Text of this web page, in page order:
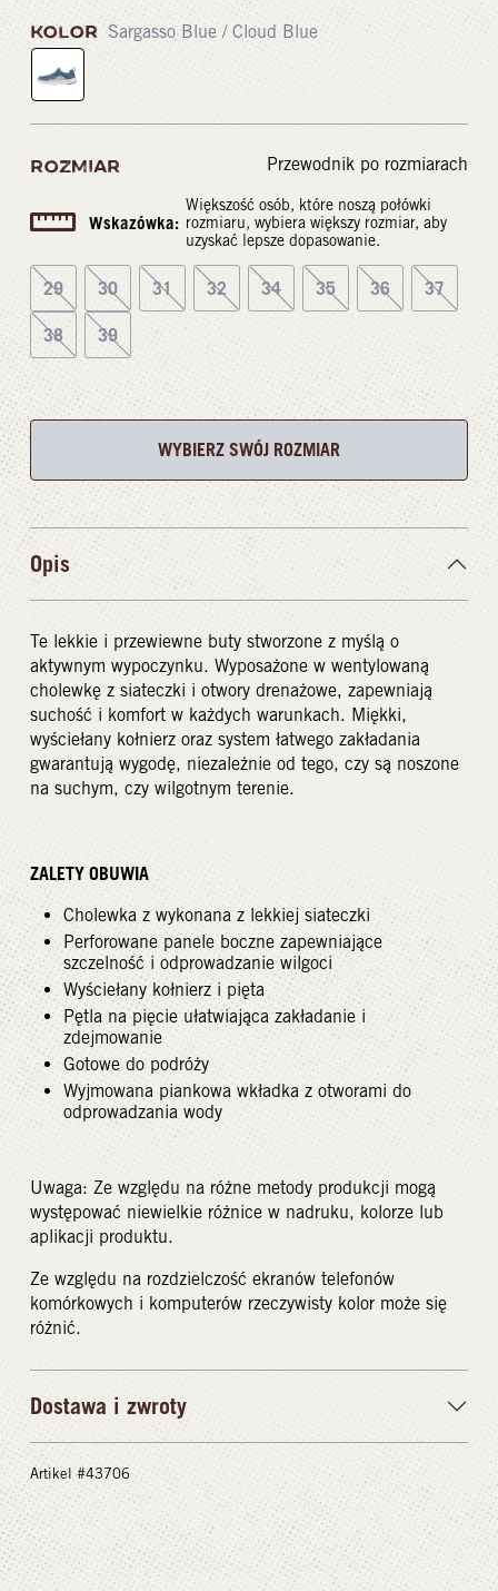
KOLOR Sargasso Blue / Cloud Blue
ROZMIAR Przewodnik po rozmiarach
Wskazówka:
Większość osób, które noszą połówki
rozmiaru, wybiera większy rozmiar, aby
uzyskać lepsze dopasowanie.
29 30 31 32 34 35 36 37
38 39
WYBIERZ SWÓJ ROZMIAR
Opis
Te lekkie i przewiewne buty stworzone z myślą o
aktywnym wypoczynku. Wyposażone w wentylowaną
cholewkę z siateczki i otwory drenażowe, zapewniają
suchość i komfort w każdych warunkach. Miękki,
wyściełany kołnierz oraz system łatwego zakładania
gwarantują wygodę, niezależnie od tego, czy są noszone
na suchym, czy wilgotnym terenie.
ZALETY OBUWIA
Cholewka z wykonana z lekkiej siateczki
Perforowane panele boczne zapewniające
szczelność i odprowadzanie wilgoci
Wyściełany kołnierz i pięta
Pętla na pięcie ułatwiająca zakładanie i
zdejmowanie
Gotowe do podróży
Wyjmowana piankowa wkładka z otworami do
odprowadzania wody
Uwaga: Ze względu na różne metody produkcji mogą
występować niewielkie różnice w nadruku, kolorze lub
aplikacji produktu.
Ze względu na rozdzielczość ekranów telefonów
komórkowych i komputerów rzeczywisty kolor może się
różnić.
Dostawa i zwroty
Artikel #43706